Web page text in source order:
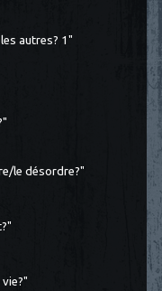
autres? 1"
le désordre?"